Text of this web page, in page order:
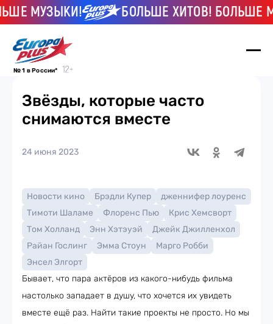
МУЗЫКИ! БОЛЬШЕ ХИТОВ! БОЛЬШЕ
№ 1 в России*
Звёзды, которые часто
снимаются вместе
24 июня 2023
Новости кино Брэдли Купер
дженнифер лоуренс
Тимоти Шаламе
Флоренс Пью
Крис Хемсворт
Том Холланд
Энн Хэтэуэй
Джейк Джилленхол
Райан Гослинг
Эмма Стоун
Марго Робби
Энсел Элгорт
Бывает, что пара актёров из какого-нибудь фильма
настолько западает в душу, что хочется их увидеть
вместе ещё раз. Найти такие проекты не просто. Но мы